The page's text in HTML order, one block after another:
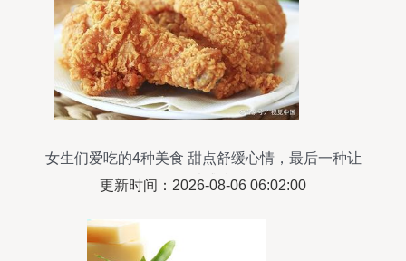
女生们爱吃的4种美食 甜点舒缓心情，最后一种让
人难以戒掉！
更新时间：2026-08-06 06:02:00